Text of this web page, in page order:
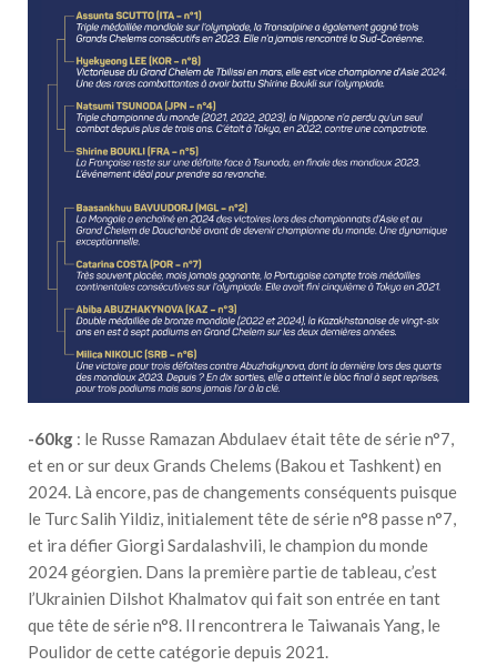
-60kg : le Russe Ramazan Abdulaev était tête de série n°7,
et en or sur deux Grands Chelems (Bakou et Tashkent) en
2024. Là encore, pas de changements conséquents puisque
le Turc Salih Yildiz, initialement tête de série n°8 passe n°7,
et ira défier Giorgi Sardalashvili, le champion du monde
2024 géorgien. Dans la première partie de tableau, c’est
l’Ukrainien Dilshot Khalmatov qui fait son entrée en tant
que tête de série n°8. Il rencontrera le Taiwanais Yang, le
Poulidor de cette catégorie depuis 2021.